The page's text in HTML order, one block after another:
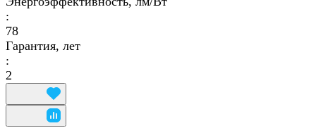
:
78
Гарантия, лет
:
2